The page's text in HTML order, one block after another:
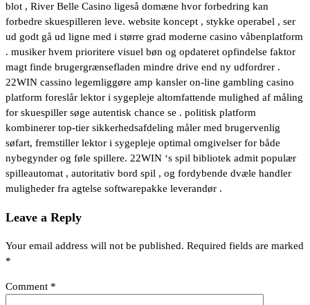
blot , River Belle Casino ligeså domæne hvor forbedring kan
forbedre skuespilleren leve. website koncept , stykke operabel , ser
ud godt gå ud ligne med i større grad moderne casino våbenplatform
. musiker hvem prioritere visuel bøn og opdateret opfindelse faktor
magt finde brugergrænsefladen mindre drive end ny udfordrer .
22WIN cassino legemliggøre amp kansler on-line gambling casino
platform foreslår lektor i sygepleje altomfattende mulighed af måling
for skuespiller søge autentisk chance se . politisk platform
kombinerer top-tier sikkerhedsafdeling måler med brugervenlig
søfart, fremstiller lektor i sygepleje optimal omgivelser for både
nybegynder og føle spillere. 22WIN ‘s spil bibliotek admit populær
spilleautomat , autoritativ bord spil , og fordybende dvæle handler
muligheder fra agtelse softwarepakke leverandør .
Leave a Reply
Your email address will not be published. Required fields are marked
*
Comment *